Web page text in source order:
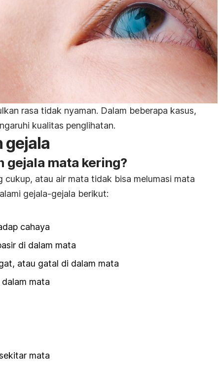
rasa tidak nyaman. Dalam beberapa kasus,
kualitas penglihatan.
gejala
gejala mata kering?
cukup, atau air mata tidak bisa melumasi mata
gejala-gejala berikut:
cahaya
di dalam mata
atau gatal di dalam mata
mata
mata